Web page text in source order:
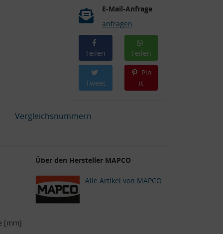
E-Mail-Anfrage
anfragen
Teilen Teilen
Tweet
Pin
it
Vergleichsnummern
[mm]
Über den Hersteller MAPCO
Alle Artikel von MAPCO